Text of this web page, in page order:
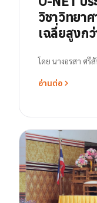
วิชาวิทยา
เฉลี่ยสูงก
โดย นางอรสา ศรี
อ่านต่อ